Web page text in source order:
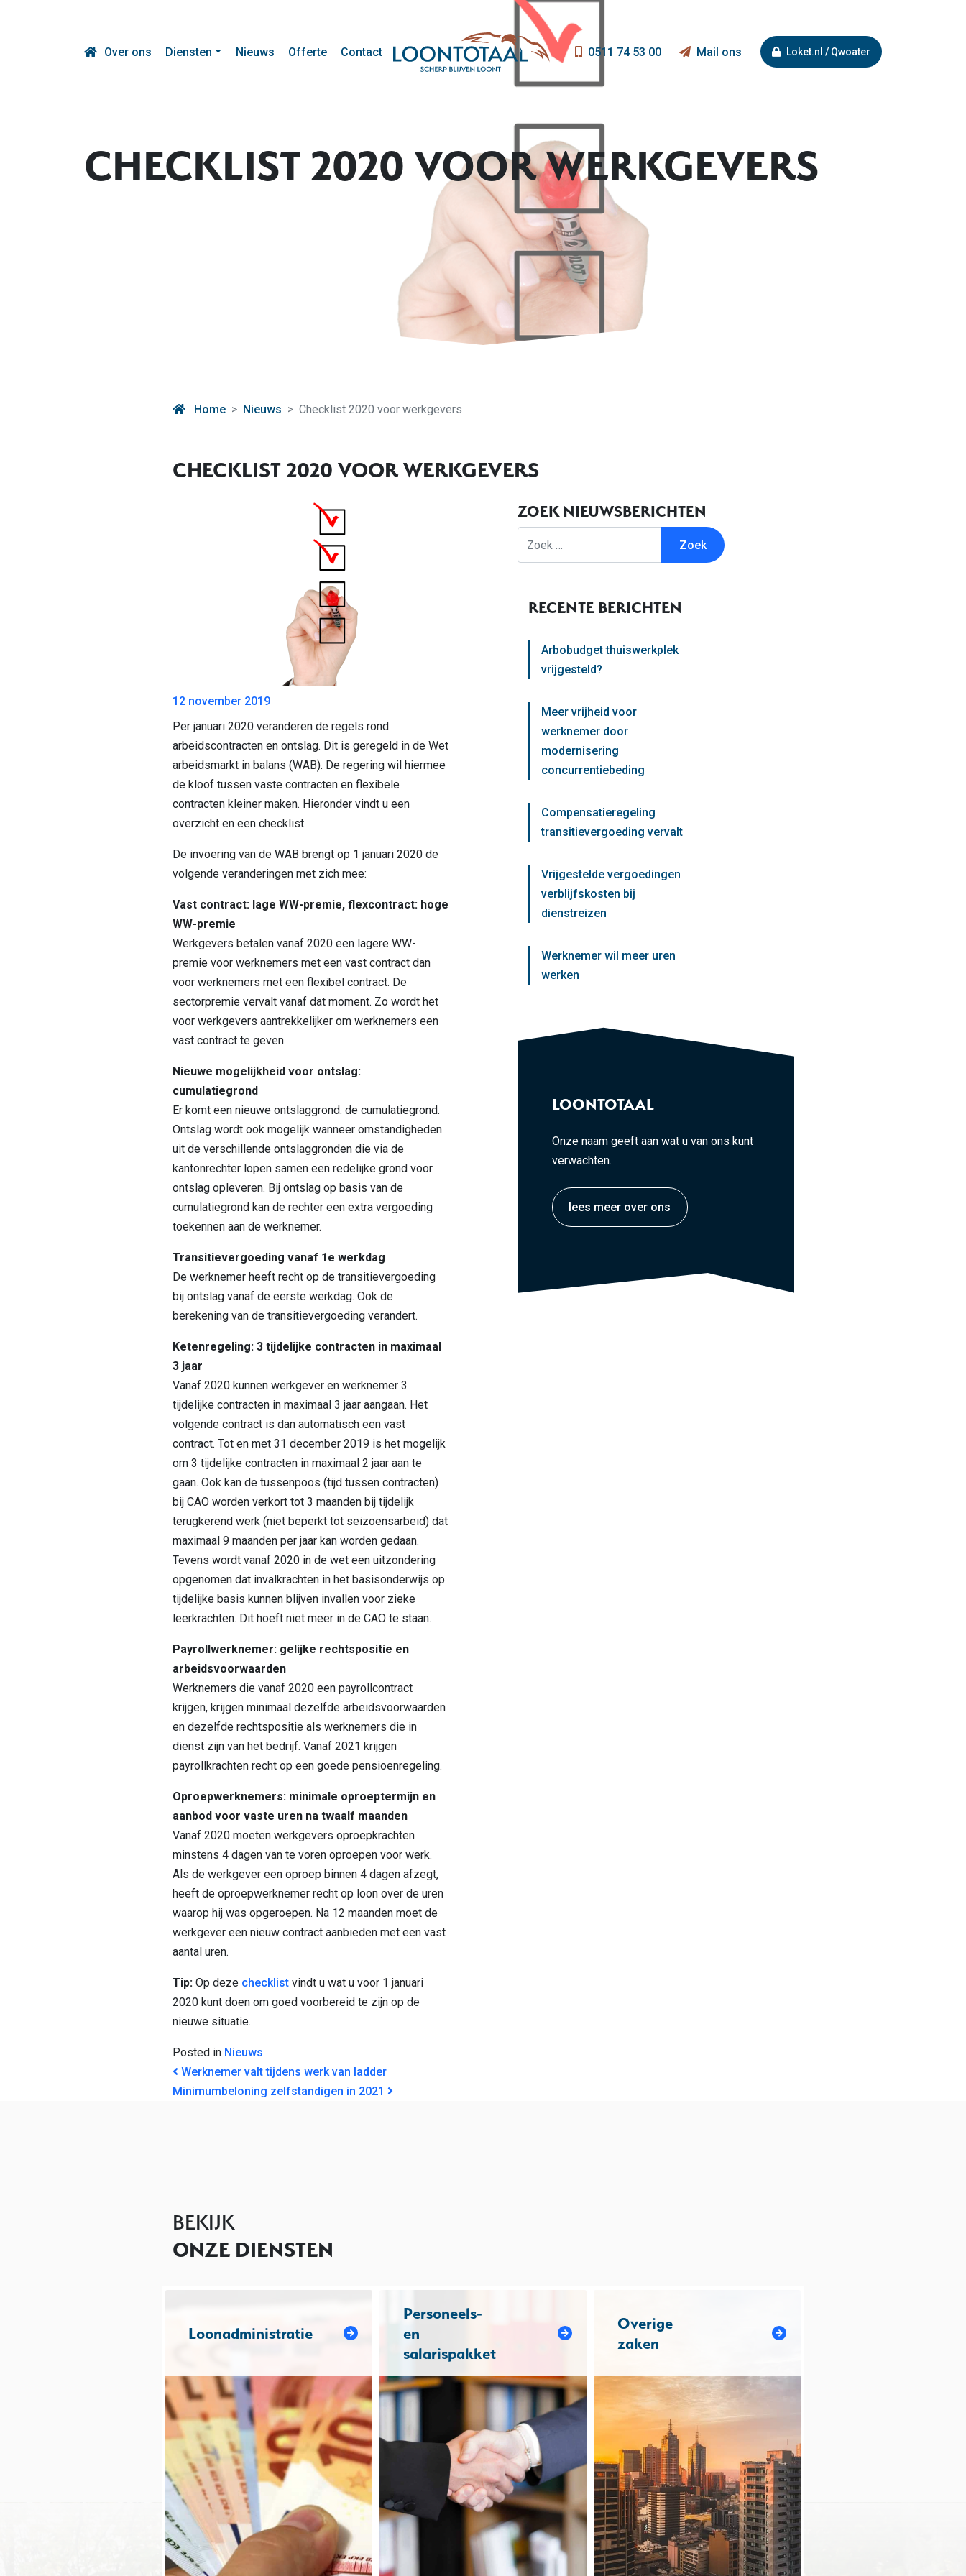
Over ons Diensten Nieuws Offerte Contact 0511 74 53 00 Mail ons Loket.nl / Qwoater
CHECKLIST 2020 VOOR WERKGEVERS
Home Nieuws Checklist 2020 voor werkgevers
CHECKLIST 2020 VOOR WERKGEVERS
12 november 2019
Per januari 2020 veranderen de regels rond
arbeidscontracten en ontslag. Dit is geregeld in de Wet
arbeidsmarkt in balans (WAB). De regering wil hiermee
de kloof tussen vaste contracten en flexibele
contracten kleiner maken. Hieronder vindt u een
overzicht en een checklist.
De invoering van de WAB brengt op 1 januari 2020 de
volgende veranderingen met zich mee:
Vast contract: lage WW-premie, flexcontract: hoge
WW-premie
Werkgevers betalen vanaf 2020 een lagere WW-
premie voor werknemers met een vast contract dan
voor werknemers met een flexibel contract. De
sectorpremie vervalt vanaf dat moment. Zo wordt het
voor werkgevers aantrekkelijker om werknemers een
vast contract te geven.
Nieuwe mogelijkheid voor ontslag:
cumulatiegrond
Er komt een nieuwe ontslaggrond: de cumulatiegrond.
Ontslag wordt ook mogelijk wanneer omstandigheden
uit de verschillende ontslaggronden die via de
kantonrechter lopen samen een redelijke grond voor
ontslag opleveren. Bij ontslag op basis van de
cumulatiegrond kan de rechter een extra vergoeding
toekennen aan de werknemer.
Transitievergoeding vanaf 1e werkdag
De werknemer heeft recht op de transitievergoeding
bij ontslag vanaf de eerste werkdag. Ook de
berekening van de transitievergoeding verandert.
Ketenregeling: 3 tijdelijke contracten in maximaal
3 jaar
Vanaf 2020 kunnen werkgever en werknemer 3
tijdelijke contracten in maximaal 3 jaar aangaan. Het
volgende contract is dan automatisch een vast
contract. Tot en met 31 december 2019 is het mogelijk
om 3 tijdelijke contracten in maximaal 2 jaar aan te
gaan. Ook kan de tussenpoos (tijd tussen contracten)
bij CAO worden verkort tot 3 maanden bij tijdelijk
terugkerend werk (niet beperkt tot seizoensarbeid) dat
maximaal 9 maanden per jaar kan worden gedaan.
Tevens wordt vanaf 2020 in de wet een uitzondering
opgenomen dat invalkrachten in het basisonderwijs op
tijdelijke basis kunnen blijven invallen voor zieke
leerkrachten. Dit hoeft niet meer in de CAO te staan.
Payrollwerknemer: gelijke rechtspositie en
arbeidsvoorwaarden
Werknemers die vanaf 2020 een payrollcontract
krijgen, krijgen minimaal dezelfde arbeidsvoorwaarden
en dezelfde rechtspositie als werknemers die in
dienst zijn van het bedrijf. Vanaf 2021 krijgen
payrollkrachten recht op een goede pensioenregeling.
Oproepwerknemers: minimale oproeptermijn en
aanbod voor vaste uren na twaalf maanden
Vanaf 2020 moeten werkgevers oproepkrachten
minstens 4 dagen van te voren oproepen voor werk.
Als de werkgever een oproep binnen 4 dagen afzegt,
heeft de oproepwerknemer recht op loon over de uren
waarop hij was opgeroepen. Na 12 maanden moet de
werkgever een nieuw contract aanbieden met een vast
aantal uren.
Tip:Op deze checklistvindt u wat u voor 1 januari
2020 kunt doen om goed voorbereid te zijn op de
nieuwe situatie.
Posted in Nieuws
BERICHT NAVIGATIE
Werknemer valt tijdens werk van ladder
Minimumbeloning zelfstandigen in 2021
ZOEK NIEUWSBERICHTEN
RECENTE BERICHTEN
Arbobudget thuiswerkplek
vrijgesteld?
Meer vrijheid voor
werknemer door
modernisering
concurrentiebeding
Compensatieregeling
transitievergoeding vervalt
Vrijgestelde vergoedingen
verblijfskosten bij
dienstreizen
Werknemer wil meer uren
werken
LOONTOTAAL
Onze naam geeft aan wat u van ons kunt
verwachten.
lees meer over ons
BEKIJK
ONZE DIENSTEN
Loonadministratie
Personeels-
en
salarispakket
Overige
zaken